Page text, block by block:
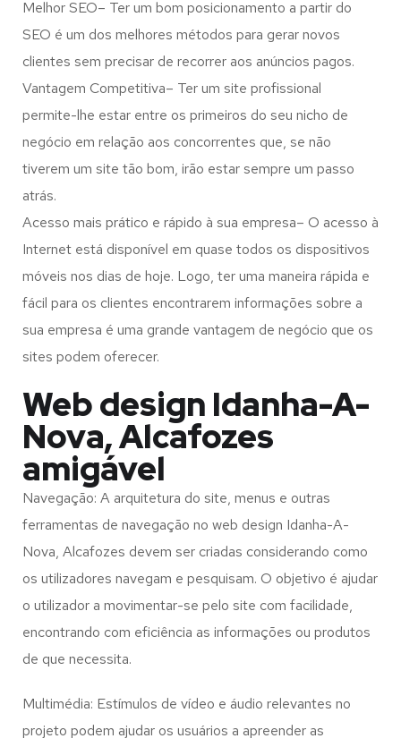
Melhor SEO– Ter um bom posicionamento a partir do
SEO é um dos melhores métodos para gerar novos
clientes sem precisar de recorrer aos anúncios pagos.
Vantagem Competitiva– Ter um site profissional
permite-lhe estar entre os primeiros do seu nicho de
negócio em relação aos concorrentes que, se não
tiverem um site tão bom, irão estar sempre um passo
atrás.
Acesso mais prático e rápido à sua empresa– O acesso à
Internet está disponível em quase todos os dispositivos
móveis nos dias de hoje. Logo, ter uma maneira rápida e
fácil para os clientes encontrarem informações sobre a
sua empresa é uma grande vantagem de negócio que os
sites podem oferecer.
Web design Idanha-A-
Nova, Alcafozes
amigável
Navegação: A arquitetura do site, menus e outras
ferramentas de navegação no web design Idanha-A-
Nova, Alcafozes devem ser criadas considerando como
os utilizadores navegam e pesquisam. O objetivo é ajudar
o utilizador a movimentar-se pelo site com facilidade,
encontrando com eficiência as informações ou produtos
de que necessita.
Multimédia: Estímulos de vídeo e áudio relevantes no
projeto podem ajudar os usuários a apreender as